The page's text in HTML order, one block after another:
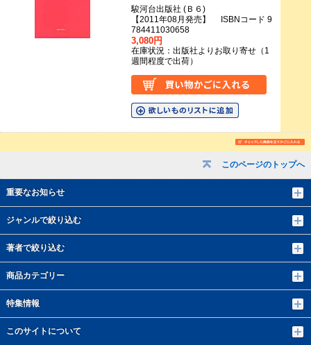
このページのトップへ
重要なお知らせ
ジャンルで絞り込む
著者で絞り込む
商品カテゴリー
特集情報
このサイトについて
駿河台出版社 (Ｂ６)
【2011年08月発売】 ISBNコード 9
784411030658
3,080円
在庫状況：出版社よりお取り寄せ（1
週間程度で出荷）